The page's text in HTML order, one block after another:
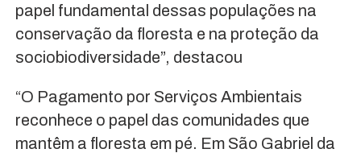
papel fundamental dessas populações na
conservação da floresta e na proteção da
sociobiodiversidade”, destacou
“O Pagamento por Serviços Ambientais
reconhece o papel das comunidades que
mantêm a floresta em pé. Em São Gabriel da